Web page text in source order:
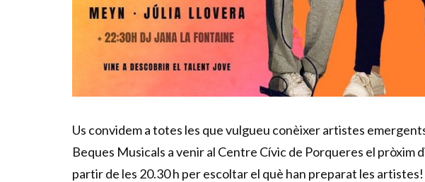
Us convidem a totes les que vulgueu conèixer artistes
Beques Musicals a venir al Centre Cívic de Porqueres el pròxim
partir de les 20.30 h per escoltar el què han preparat les artistes!